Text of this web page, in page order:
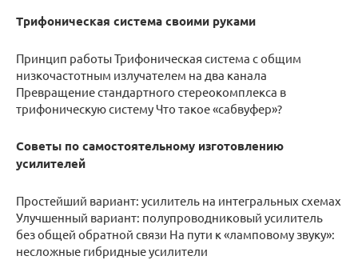
Трифоническая система своими руками
Принцип работы Трифоническая система с общим
низкочастотным излучателем на два канала
Превращение стандартного стереокомплекса в
трифоническую систему Что такое «сабвуфер»?
Советы по самостоятельному изготовлению
усилителей
Простейший вариант: усилитель на интегральных схемах
Улучшенный вариант: полупроводниковый усилитель
без общей обратной связи На пути к «ламповому звуку»:
несложные гибридные усилители